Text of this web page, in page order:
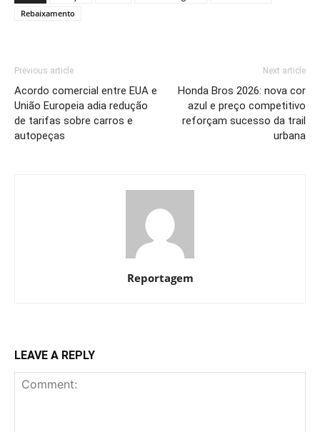
Rebaixamento
Previous article
Acordo comercial entre EUA e
União Europeia adia redução
de tarifas sobre carros e
autopeças
Next article
Honda Bros 2026: nova cor
azul e preço competitivo
reforçam sucesso da trail
urbana
Reportagem
LEAVE A REPLY